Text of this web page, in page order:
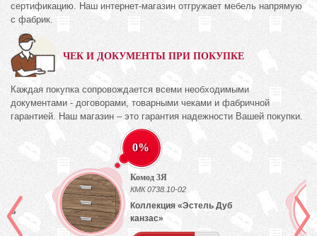
сертификацию. Наш интернет-магазин отгружает мебель напрямую
с фабрик.
ЧЕК И ДОКУМЕНТЫ ПРИ ПОКУПКЕ
Каждая покупка сопровождается всеми необходимыми
документами - договорами, товарными чеками и фабричной
гарантией. Наш магазин – это гарантия надежности Вашей покупки.
0%
Комод 3Я
КМК 0738.10-02
Коллекция «Эстель Дуб
канзас»